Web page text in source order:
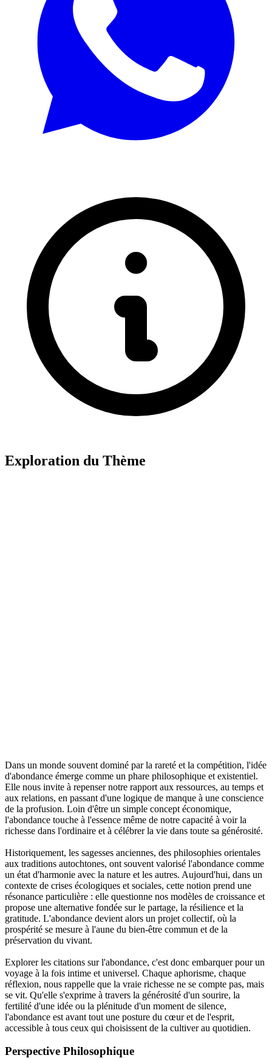
Exploration du Thème
Dans un monde souvent dominé par la rareté et la compétition, l'idée
d'abondance émerge comme un phare philosophique et existentiel.
Elle nous invite à repenser notre rapport aux ressources, au temps et
aux relations, en passant d'une logique de manque à une conscience
de la profusion. Loin d'être un simple concept économique,
l'abondance touche à l'essence même de notre capacité à voir la
richesse dans l'ordinaire et à célébrer la vie dans toute sa générosité.
Historiquement, les sagesses anciennes, des philosophies orientales
aux traditions autochtones, ont souvent valorisé l'abondance comme
un état d'harmonie avec la nature et les autres. Aujourd'hui, dans un
contexte de crises écologiques et sociales, cette notion prend une
résonance particulière : elle questionne nos modèles de croissance et
propose une alternative fondée sur le partage, la résilience et la
gratitude. L'abondance devient alors un projet collectif, où la
prospérité se mesure à l'aune du bien-être commun et de la
préservation du vivant.
Explorer les citations sur l'abondance, c'est donc embarquer pour un
voyage à la fois intime et universel. Chaque aphorisme, chaque
réflexion, nous rappelle que la vraie richesse ne se compte pas, mais
se vit. Qu'elle s'exprime à travers la générosité d'un sourire, la
fertilité d'une idée ou la plénitude d'un moment de silence,
l'abondance est avant tout une posture du cœur et de l'esprit,
accessible à tous ceux qui choisissent de la cultiver au quotidien.
Perspective Philosophique